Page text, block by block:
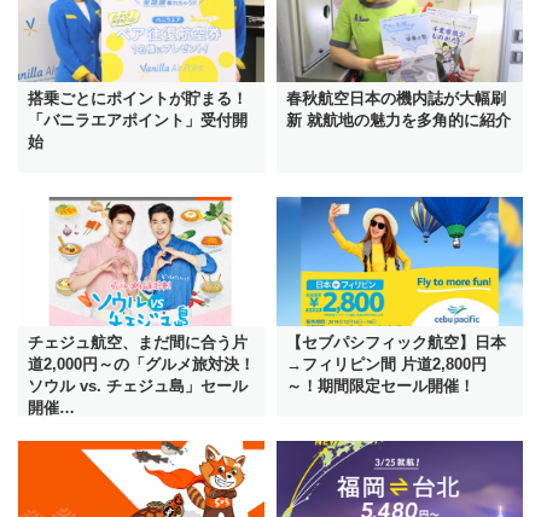
搭乗ごとにポイントが貯まる！
「バニラエアポイント」受付開
始
春秋航空日本の機内誌が大幅刷
新 就航地の魅力を多角的に紹介
チェジュ航空、まだ間に合う片
道2,000円～の「グルメ旅対決！
ソウル vs. チェジュ島」セール
開催…
【セブパシフィック航空】日本
→フィリピン間 片道2,800円
～！期間限定セール開催！